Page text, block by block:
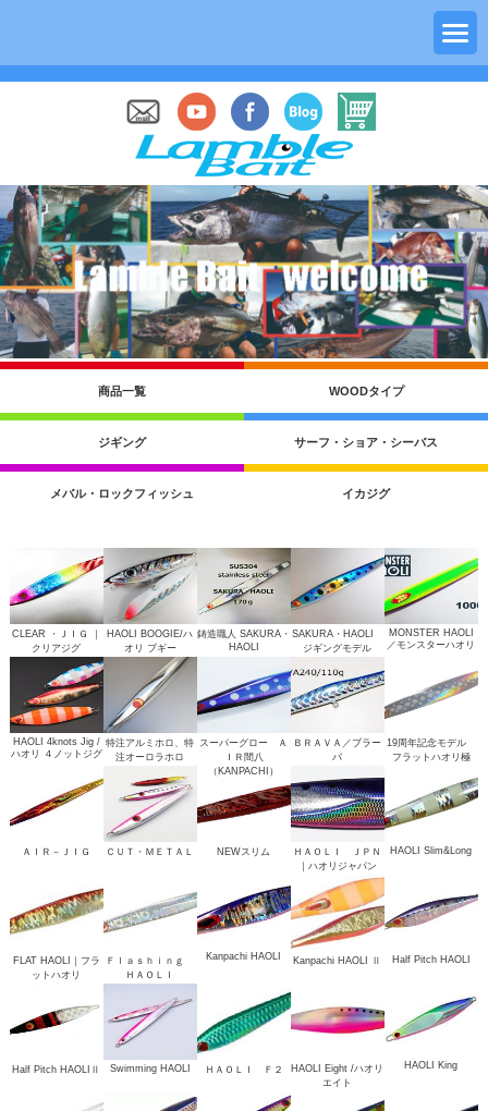
商品一覧 WOODタイプ
ジギング サーフ・ショア・シーバス
メバル・ロックフィッシュ イカジグ
CLEAR ・ＪＩＧ ｜
クリアジグ
HAOLI BOOGIE/ハ
オリ ブギー
鋳造職人 SAKURA・
HAOLI
SAKURA・HAOLI
ジギングモデル
MONSTER HAOLI
／モンスターハオリ
HAOLI 4knots Jig /
ハオリ ４ノットジグ
特注アルミホロ、特
注オーロラホロ
スーパーグロー Ａ
ＩＲ間八
（KANPACHI）
ＢＲＡＶＡ／ブラー
バ
19周年記念モデル
フラットハオリ極
ＡＩＲ－ＪＩＧ ＣＵＴ・ＭＥＴＡＬ NEWスリム
ＨＡＯＬＩ ＪＰＮ
｜ハオリジャパン
HAOLI Slim&Long
FLAT HAOLI｜フラ
ットハオリ
Ｆｌａｓｈｉｎｇ
ＨＡＯＬＩ
Kanpachi HAOLI Kanpachi HAOLI Ⅱ Half Pitch HAOLI
Half Pitch HAOLIⅡ Swimming HAOLI ＨＡＯＬＩ Ｆ２
HAOLI Eight /ハオリ
エイト
HAOLI King